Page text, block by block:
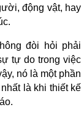
động vật, hay
đòi hỏi phải
tự do trong việc
nó là một phần
là khi thiết kế